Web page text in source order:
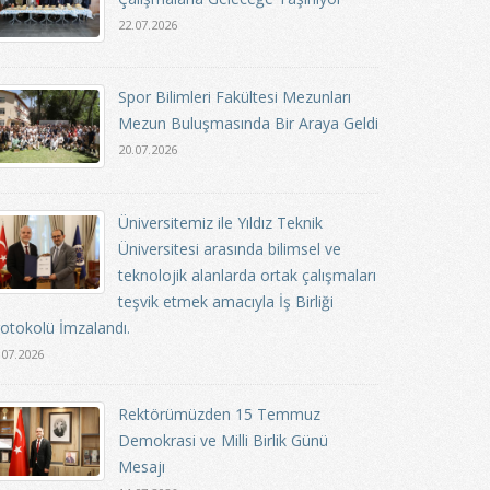
22.07.2026
Spor Bilimleri Fakültesi Mezunları
Mezun Buluşmasında Bir Araya Geldi
20.07.2026
Üniversitemiz ile Yıldız Teknik
Üniversitesi arasında bilimsel ve
teknolojik alanlarda ortak çalışmaları
teşvik etmek amacıyla İş Birliği
İmzalandı.
Rektörümüzden 15 Temmuz
Demokrasi ve Milli Birlik Günü
Mesajı